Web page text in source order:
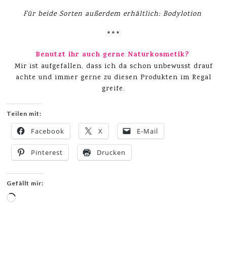
Für beide Sorten außerdem erhältlich: Bodylotion
***
Benutzt ihr auch gerne Naturkosmetik?
Mir ist aufgefallen, dass ich da schon unbewusst drauf
achte und immer gerne zu diesen Produkten im Regal
greife.
Teilen mit:
Facebook X E-Mail
Pinterest Drucken
Gefällt mir:
Wird